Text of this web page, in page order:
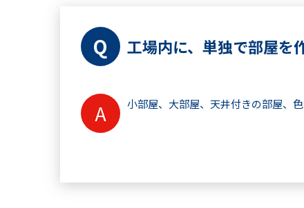
工場内に、単独で部屋を
小部屋、大部屋、天井付きの部屋、